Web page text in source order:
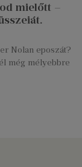
mielőtt –
Nolan eposzát?
még mélyebbre